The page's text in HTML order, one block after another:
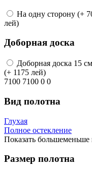
На одну сторону (+
лей)
Доборная доска
Доборная доска 15 см
(+ 1175 лей)
7100 7100 0 0
Вид полотна
Глухая
Полное остекление
Показать большеменьше
Размер полотна